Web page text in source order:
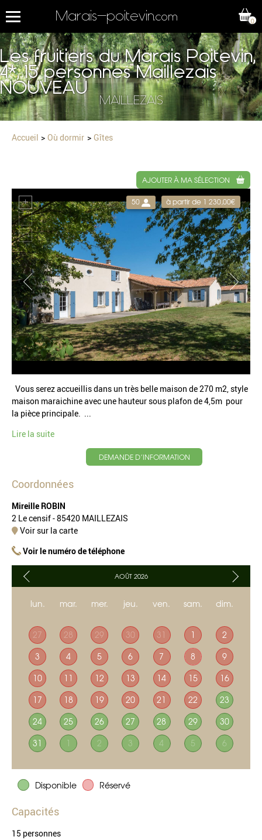
Marais-poitevin.com
Les fruitiers du Marais Poitevin,
4*, 15 personnes Maillezais
NOUVEAU
MAILLEZAIS
0
Accueil Où dormir Gîtes
AJOUTER À MA SÉLECTION
50 à partir de 1 230,00€
Vous serez accueillis dans un très belle maison de 270 m2, style
maison maraichine avec une hauteur sous plafon de 4,5m pour
la pièce principale. ...
Lire la suite
DEMANDE D’INFORMATION
Coordonnées
Mireille ROBIN
2 Le censif - 85420 MAILLEZAIS
Voir sur la carte
Voir le numéro de téléphone
AOÛT 2026
lun. mar. mer. jeu. ven. sam. dim.
27 28 29 30 31 1
2
3
4 5 6 7 8
9
10
11 12 13 14 15
16
17
18 19 20 21 22
23
24
25 26 27 28 29
30
31
1 2 3 4 5 6
Disponible Réservé
Capacités
15 personnes